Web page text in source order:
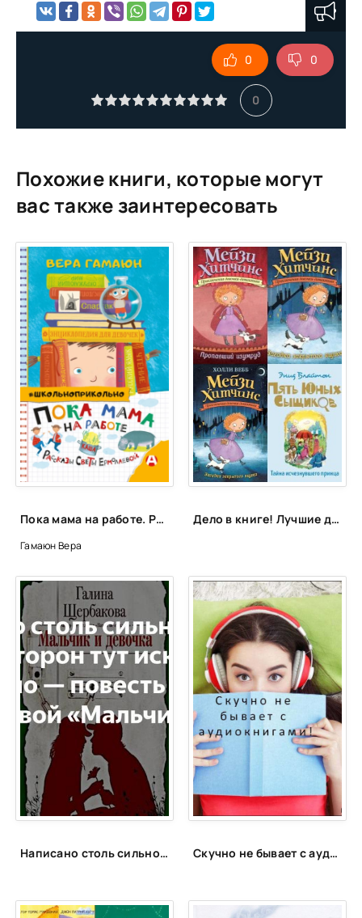
0
0 0
Похожие книги, которые могут
вас также заинтересовать
Пока мама на работе. Рассказы Светы Ермолаевой - Вера Гамаюн
Гамаюн Вера
Дело в книге! Лучшие детективы для детей и подростков
Написано столь сильно, что слабых сторон тут искать неуместно — повесть Галины Щербаковой «Мальчик и девочка» Скучно не бывает с аудиокнигами!📚🎧